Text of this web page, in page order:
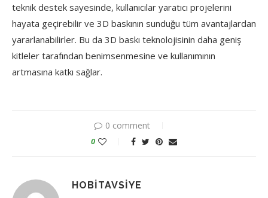
teknik destek sayesinde, kullanıcılar yaratıcı projelerini
hayata geçirebilir ve 3D baskının sunduğu tüm avantajlardan
yararlanabilirler. Bu da 3D baskı teknolojisinin daha geniş
kitleler tarafından benimsenmesine ve kullanımının
artmasına katkı sağlar.
0 comment
0
HOBITAVSIYE